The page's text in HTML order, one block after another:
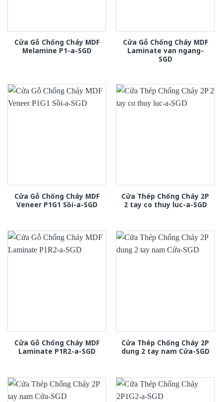
Cửa Gỗ Chống Cháy MDF
Melamine P1-a-SGD
Cửa Gỗ Chống Cháy MDF
Laminate van ngang-
SGD
Cửa Gỗ Chống Cháy MDF
Veneer P1G1 Sồi-a-SGD
Cửa Thép Chống Cháy 2P
2 tay co thuy luc-a-SGD
Cửa Gỗ Chống Cháy MDF
Laminate P1R2-a-SGD
Cửa Thép Chống Cháy 2P
dung 2 tay nam Cửa-SGD